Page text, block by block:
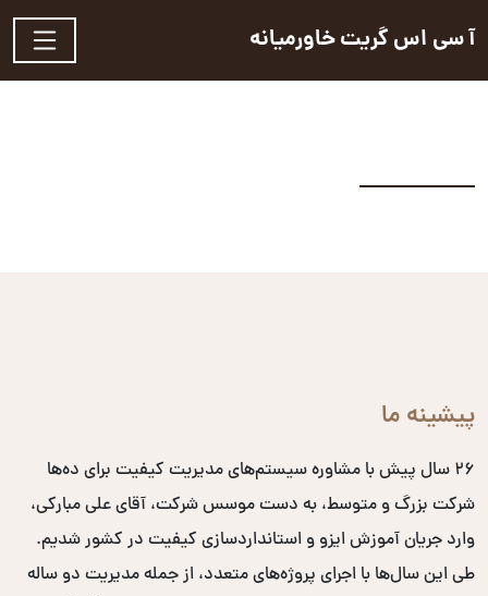
آ سی اس گریت خاورمیانه
پیشینه ما
۲۶ سال پیش با مشاوره سیستم‌های مدیریت کیفیت برای ده‌ها
شرکت بزرگ و متوسط، به دست موسس شرکت، آقای علی مبارکی،
وارد جریان آموزش ایزو و استانداردسازی کیفیت در کشور شدیم.
طی این سال‌ها با اجرای پروژه‌های متعدد، از جمله مدیریت دو ساله